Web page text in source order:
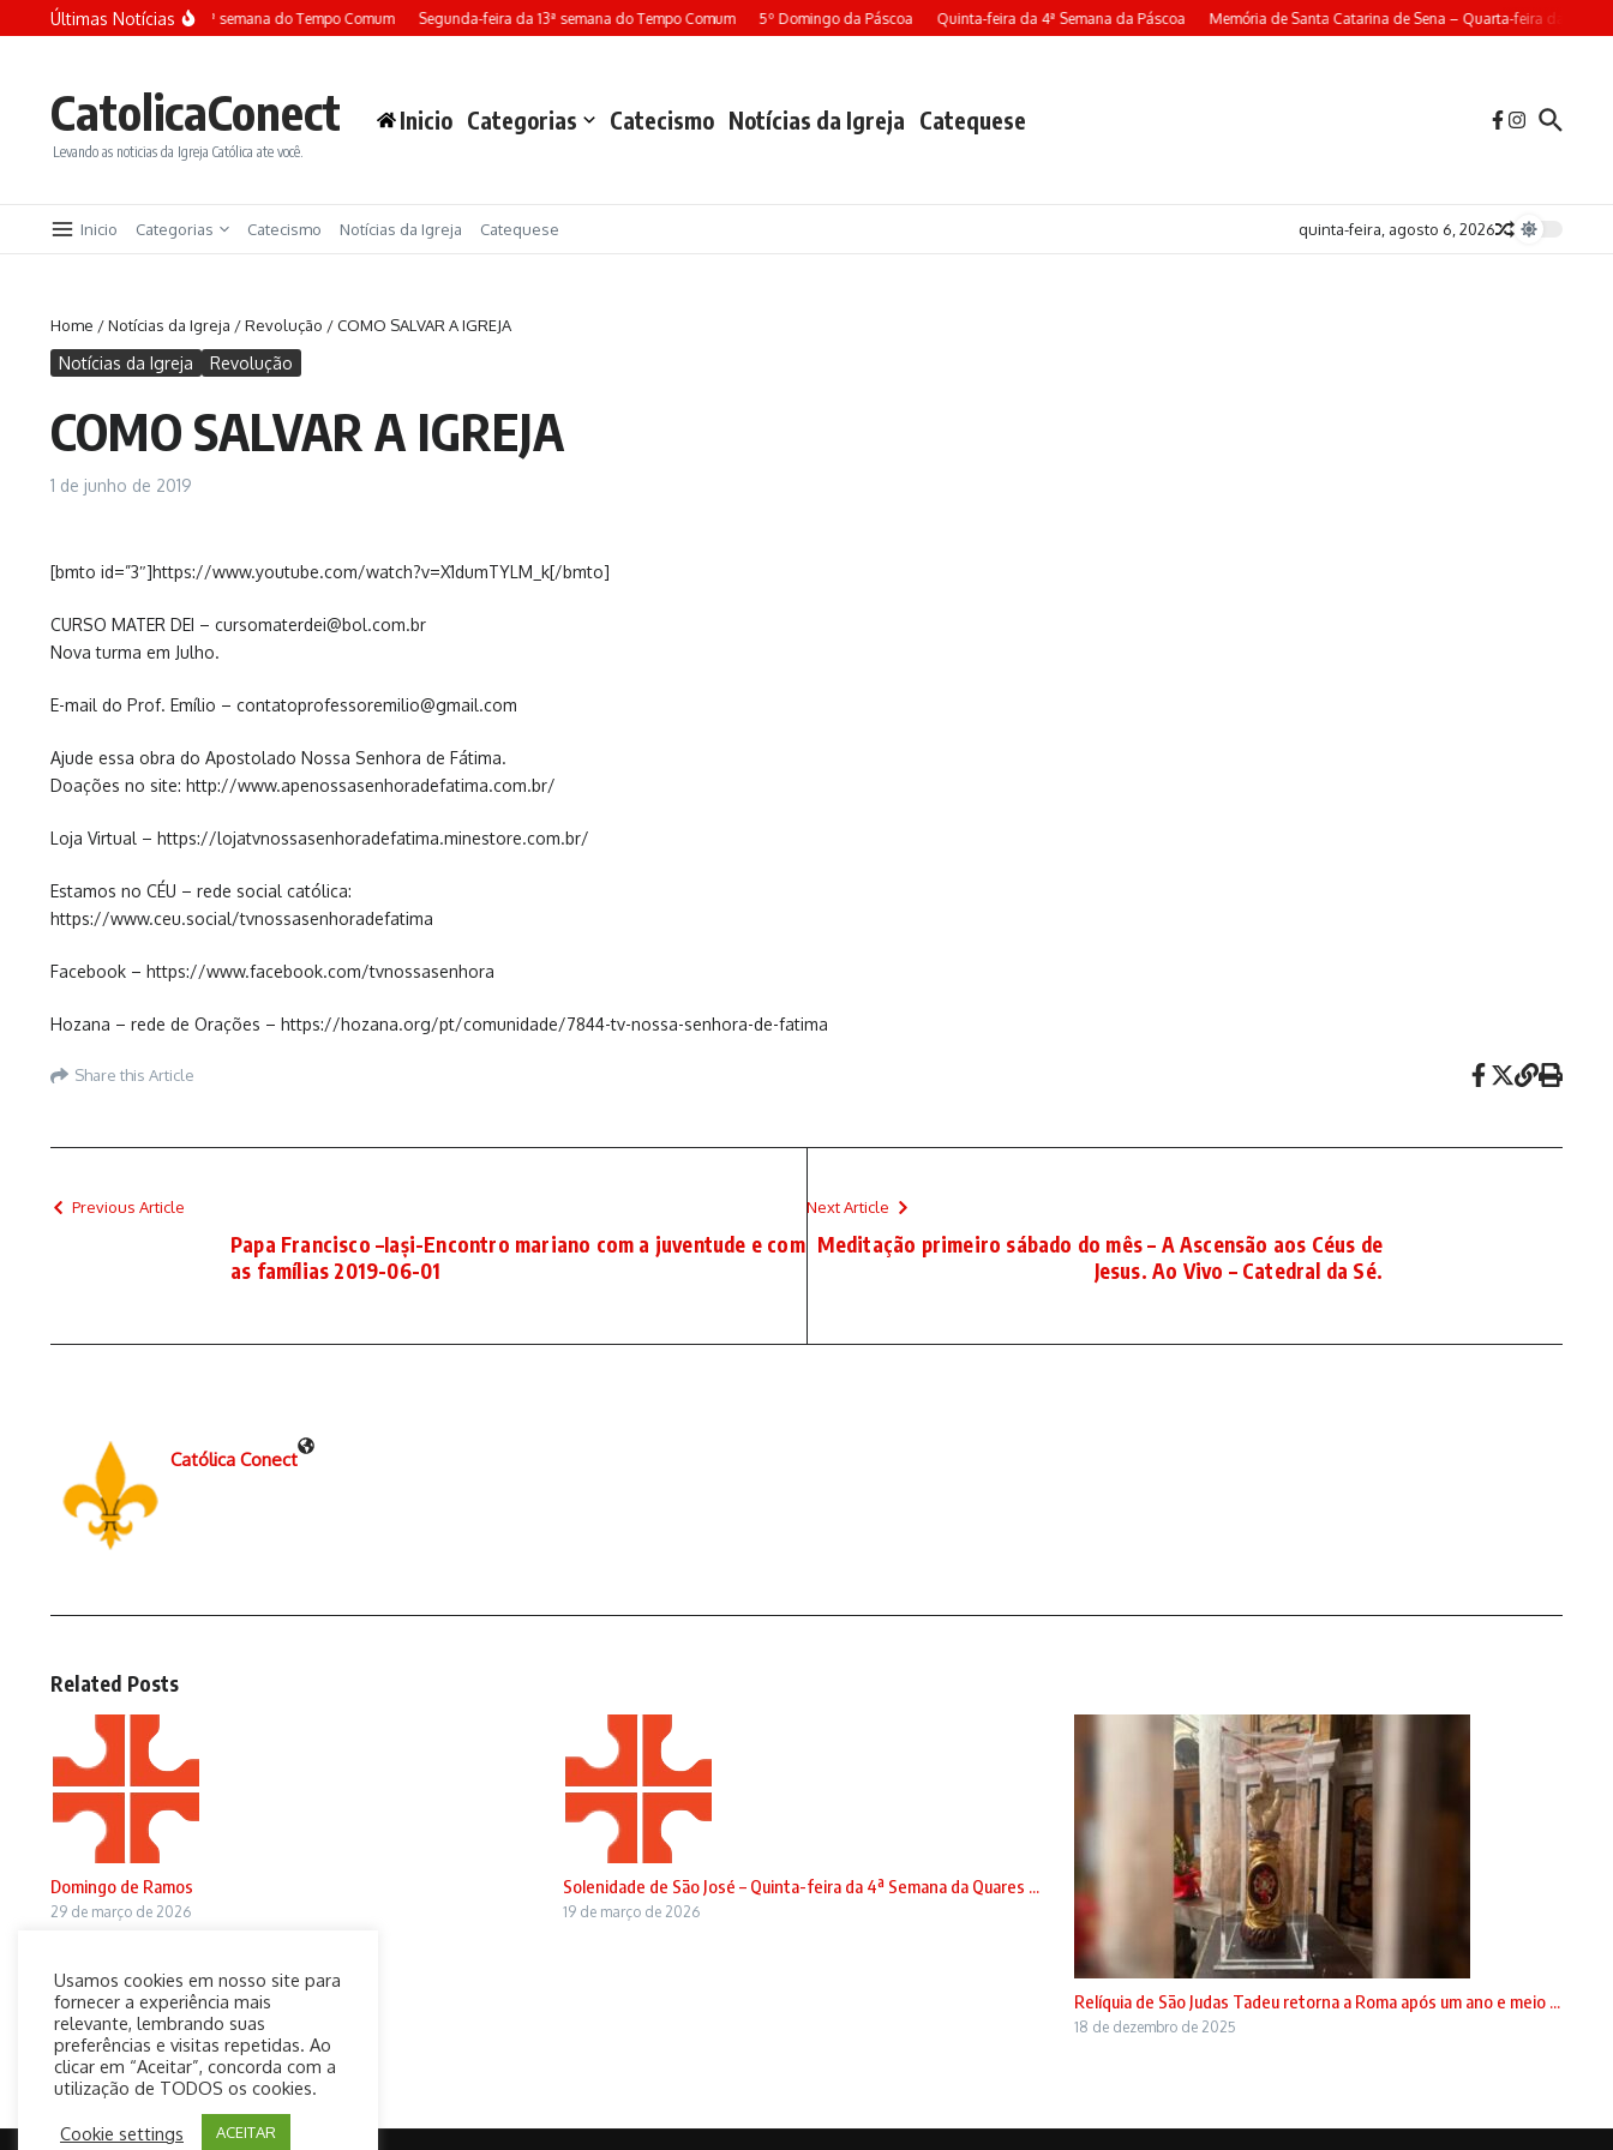
Ir para o conteúdo
Últimas Notícias
Terça-feira da 13ª semana do Tempo Comum Segunda-feira da 13ª semana do Tempo Comum 5º Domingo da Páscoa Quinta-feira da 4ª Semana da Páscoa Memória de Santa Catarina de Sena – Quarta-feira da 4ª
CatolicaConect
Levando as noticias da Igreja Católica ate você.
Inicio Categorias Catecismo Notícias da Igreja Catequese
Inicio Categorias Catecismo Notícias da Igreja Catequese quinta-feira, agosto 6, 2026
Home /Notícias da Igreja /Revolução /COMO SALVAR A IGREJA
Notícias da Igreja Revolução
COMO SALVAR A IGREJA
1 de junho de 2019
[bmto id=”3″]https://www.youtube.com/watch?v=X1dumTYLM_k[/bmto]
CURSO MATER DEI – cursomaterdei@bol.com.br
Nova turma em Julho.
E-mail do Prof. Emílio – contatoprofessoremilio@gmail.com
Ajude essa obra do Apostolado Nossa Senhora de Fátima.
Doações no site: http://www.apenossasenhoradefatima.com.br/
Loja Virtual – https://lojatvnossasenhoradefatima.minestore.com.br/
Estamos no CÉU – rede social católica:
https://www.ceu.social/tvnossasenhoradefatima
Facebook – https://www.facebook.com/tvnossasenhora
Hozana – rede de Orações – https://hozana.org/pt/comunidade/7844-tv-nossa-senhora-de-fatima
Share this Article
Previous Article
Papa Francisco –Iași-Encontro mariano com a juventude e com
as famílias 2019-06-01
Next Article
Meditação primeiro sábado do mês – A Ascensão aos Céus de
Jesus. Ao Vivo – Catedral da Sé.
Católica Conect
Related Posts
Domingo de Ramos
29 de março de 2026
Solenidade de São José – Quinta-feira da 4ª Semana da Quares ...
19 de março de 2026
Relíquia de São Judas Tadeu retorna a Roma após um ano e meio ...
18 de dezembro de 2025
Usamos cookies em nosso site para
fornecer a experiência mais
relevante, lembrando suas
preferências e visitas repetidas. Ao
clicar em “Aceitar”, concorda com a
utilização de TODOS os cookies.
Cookie settings ACEITAR